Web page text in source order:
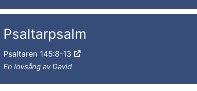
Psaltarpsalm
Psaltaren 145:8-13
En lovsång av David